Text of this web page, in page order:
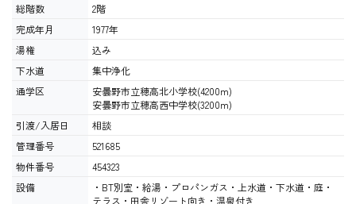
総階数
2階
完成年月
1977年
湯権
込み
下水道
集中浄化
通学区
安曇野市立穂高北小学校(4200m)
安曇野市立穂高西中学校(3200m)
引渡/入居日
相談
管理番号
521685
物件番号
454323
設備
・BT別室・給湯・プロパンガス・上水道・下水道・庭・
テラス・田舎リゾート向き・温泉付き